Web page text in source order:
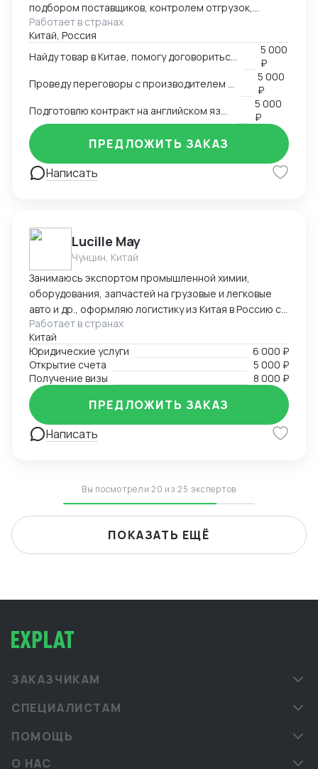
подбором поставщиков, контролем отгрузок,
проверкой качества товара. В нашей компании
работает более 10 человек и мы всегда можем вам
помочь по любым вопросам связанным с заказом
Работает в странах
Китай, Россия
5 000
₽
5 000
₽
5 000
₽
Написать
ПРЕДЛОЖИТЬ ЗАКАЗ
Lucille May
Чунцин, Китай
Занимаюсь экспортом промышленной химии,
оборудования, запчастей на грузовые и легковые
авто и др., оформляю логистику из Китая в Россию со
всеми сопроводительными документами под ключ.
Предоставляю услуги вашего представительства в
Китае, помогаю с регистрацией компаний, а также
есть опыт в открытии и автоматизации онлайн
магазинов на платформах Taobao, 1688, Meituan,
Jingdong. Помогаю найти поставщиков, наладить
производство, вести переговоры с китайской
стороной. Занимаюсь поиском и отправкой товаров
Работает в странах
Китай
Юридические услуги
6 000 ₽
Открытие счета
5 000 ₽
Получение визы
8 000 ₽
Написать
ПРЕДЛОЖИТЬ ЗАКАЗ
Вы посмотрели 20 из 25 экспертов
ПОКАЗАТЬ ЕЩЁ
ЗАКАЗЧИКАМ
СПЕЦИАЛИСТАМ
ПОМОЩЬ
О НАС